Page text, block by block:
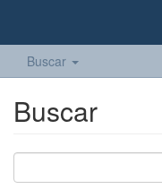
Buscar
Buscar